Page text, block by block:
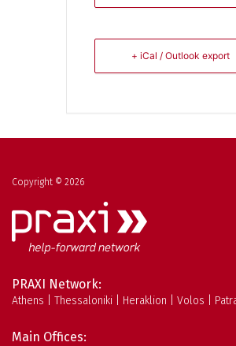
+ iCal / Outlook export
Copyright © 2026
PRAXI Network:
Athens | Thessaloniki | Heraklion | Volos |
Main Offices: